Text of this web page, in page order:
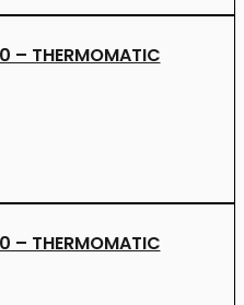
THERMOMATIC
THERMOMATIC